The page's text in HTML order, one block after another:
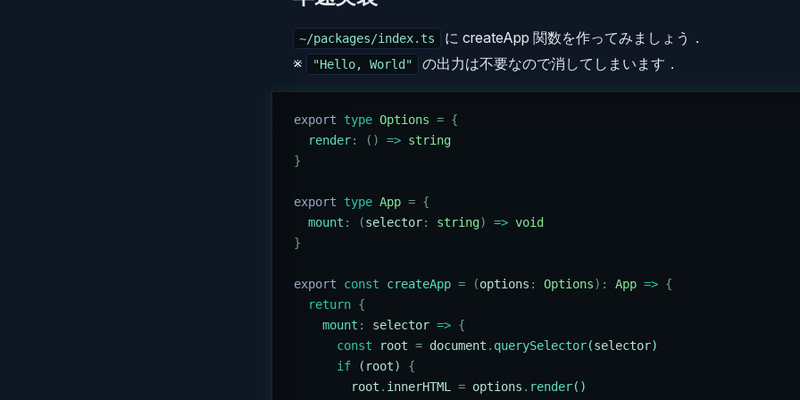
~/packages/index.ts
に createApp 関数を作ってみましょう．
※
"Hello, World" の出力は不要なので消してしまいます．
export type Options = {
  render
: () => string
}
export type App = {
  mount
: (selector: string) => void
}
export const createApp = (options : Options): App => {
  return
{
    mount
: selector => {
      const
root = document . querySelector(selector)
      if
( root) {
        root
. innerHTML = options . render()